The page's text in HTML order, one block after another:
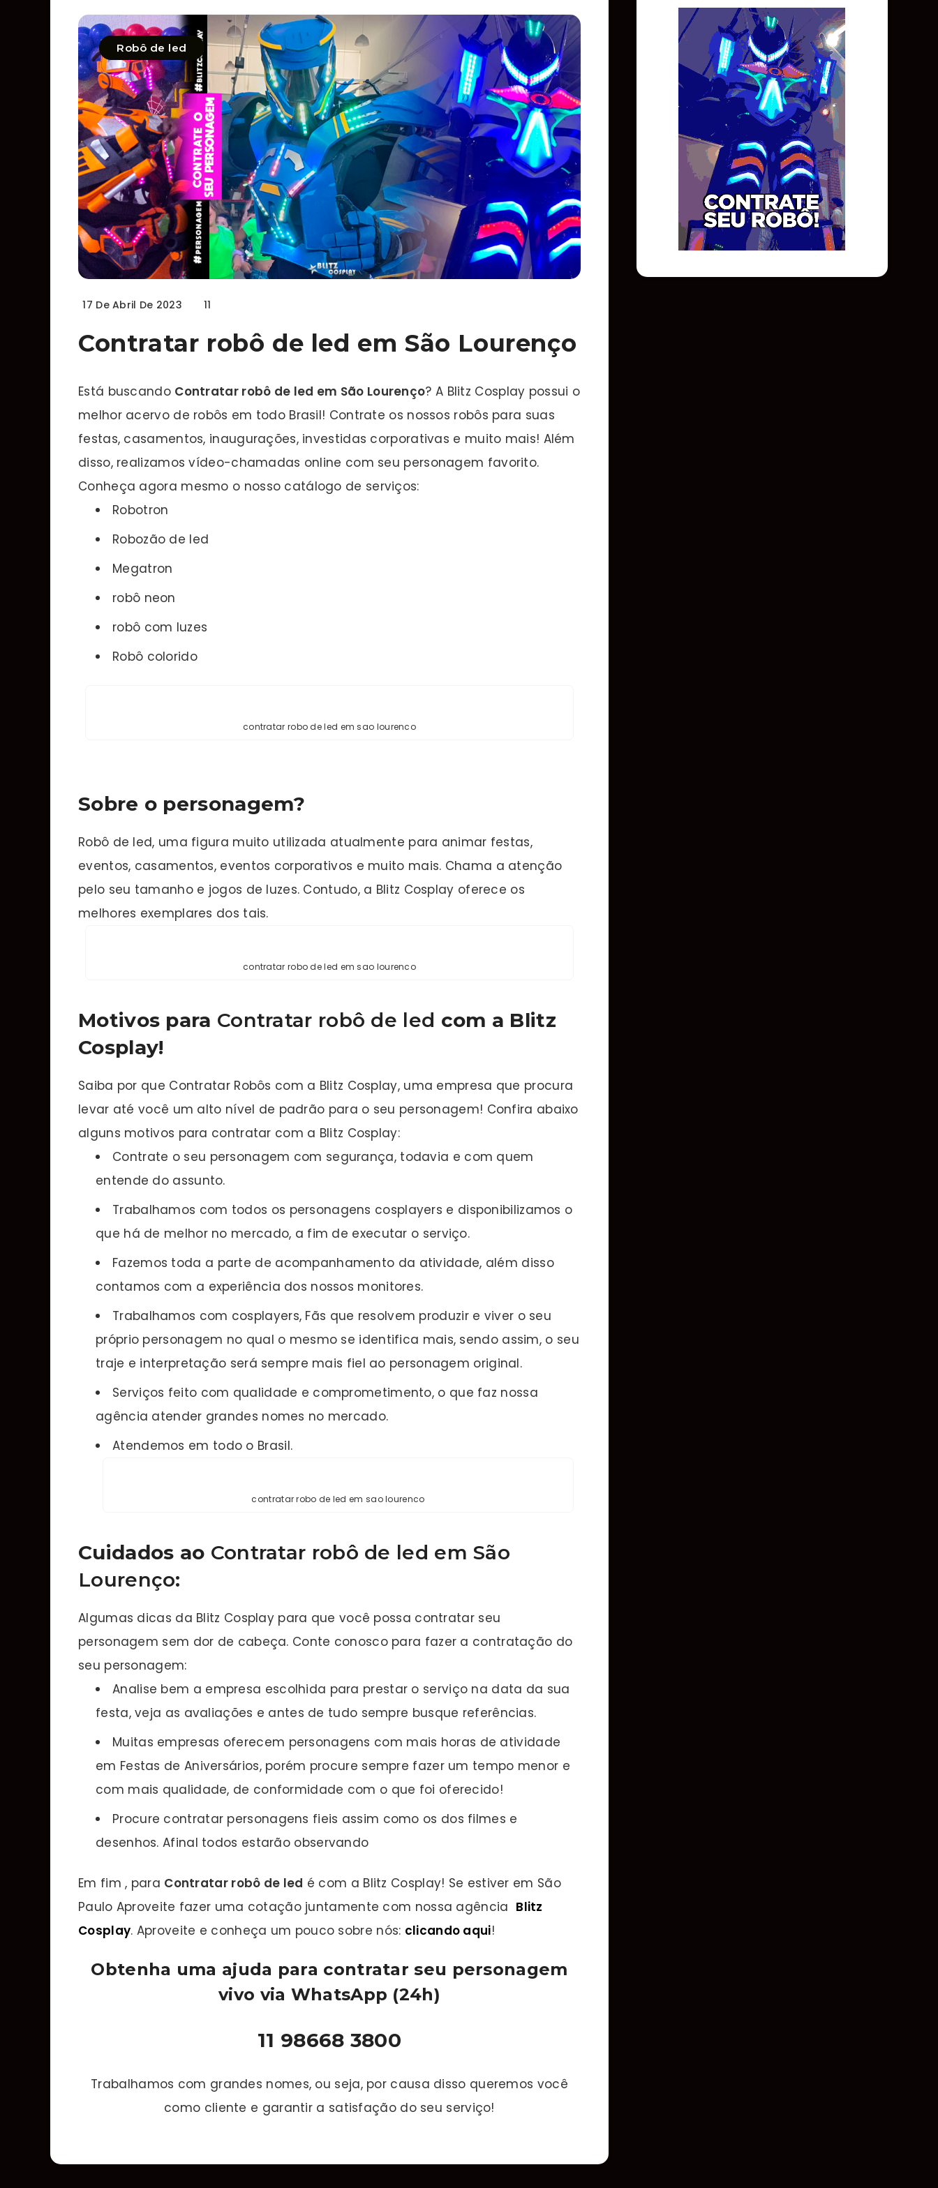
Robô de led
17 De Abril De 2023 11
Contratar robô de led em São Lourenço
Está buscando Contratar robô de led em São Lourenço? A Blitz Cosplay possui o
melhor acervo de robôs em todo Brasil! Contrate os nossos robôs para suas
festas, casamentos, inaugurações, investidas corporativas e muito mais! Além
disso, realizamos vídeo-chamadas online com seu personagem favorito.
Conheça agora mesmo o nosso catálogo de serviços:
Robotron
Robozão de led
Megatron
robô neon
robô com luzes
Robô colorido
contratar robo de led em sao lourenco
Sobre o personagem?
Robô de led, uma figura muito utilizada atualmente para animar festas,
eventos, casamentos, eventos corporativos e muito mais. Chama a atenção
pelo seu tamanho e jogos de luzes. Contudo, a Blitz Cosplay oferece os
melhores exemplares dos tais.
contratar robo de led em sao lourenco
Motivos para Contratar robô de led com a Blitz
Cosplay!
Saiba por que Contratar Robôs com a Blitz Cosplay, uma empresa que procura
levar até você um alto nível de padrão para o seu personagem! Confira abaixo
alguns motivos para contratar com a Blitz Cosplay:
Contrate o seu personagem com segurança, todavia e com quem
entende do assunto.
Trabalhamos com todos os personagens cosplayers e disponibilizamos o
que há de melhor no mercado, a fim de executar o serviço.
Fazemos toda a parte de acompanhamento da atividade, além disso
contamos com a experiência dos nossos monitores.
Trabalhamos com cosplayers, Fãs que resolvem produzir e viver o seu
próprio personagem no qual o mesmo se identifica mais, sendo assim, o seu
traje e interpretação será sempre mais fiel ao personagem original.
Serviços feito com qualidade e comprometimento, o que faz nossa
agência atender grandes nomes no mercado.
Atendemos em todo o Brasil.
contratar robo de led em sao lourenco
Cuidados ao Contratar robô de led em São
Lourenço:
Algumas dicas da Blitz Cosplay para que você possa contratar seu
personagem sem dor de cabeça. Conte conosco para fazer a contratação do
seu personagem:
Analise bem a empresa escolhida para prestar o serviço na data da sua
festa, veja as avaliações e antes de tudo sempre busque referências.
Muitas empresas oferecem personagens com mais horas de atividade
em Festas de Aniversários, porém procure sempre fazer um tempo menor e
com mais qualidade, de conformidade com o que foi oferecido!
Procure contratar personagens fieis assim como os dos filmes e
desenhos. Afinal todos estarão observando
Em fim , para Contratar robô de led é com a Blitz Cosplay! Se estiver em São
Paulo Aproveite fazer uma cotação juntamente com nossa agência Blitz
Cosplay. Aproveite e conheça um pouco sobre nós: clicando aqui!
Obtenha uma ajuda para contratar seu personagem
vivo via WhatsApp (24h)
11 98668 3800
Trabalhamos com grandes nomes, ou seja, por causa disso queremos você
como cliente e garantir a satisfação do seu serviço!